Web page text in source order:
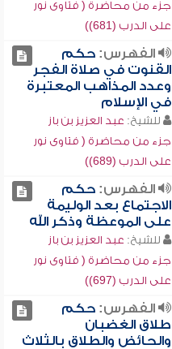
جزء من محاضرة ( فتاوى نور
على الدرب (681))
الفهرس:حكم
القنوت في صلاة الفجر
وعدد المذاهب المعتبرة
في الإسلام
للشيخ: عبد العزيز بن باز
جزء من محاضرة ( فتاوى نور
على الدرب (689))
الفهرس:حكم
الاجتماع بعد الوليمة
على الموعظة وذكر الله
للشيخ: عبد العزيز بن باز
جزء من محاضرة ( فتاوى نور
على الدرب (697))
الفهرس:حكم
طلاق الغضبان
والحائض والطلاق بالثلاث